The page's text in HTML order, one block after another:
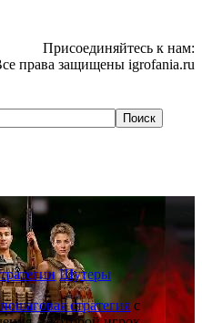
Присоединяйтесь к нам:
права защищены igrofania.ru
Шутеры
пошаговая стратегияс